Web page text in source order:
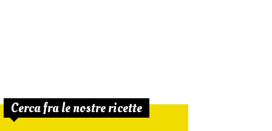
Cerca fra le nostre ricette